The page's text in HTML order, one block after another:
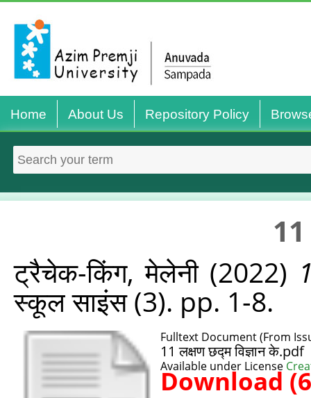
Home About Us Repository Policy
11
ट्रैचेक-किंग, मेलेनी(2022)
स्‍कूल साइंस (3). pp. 1-8.
Fulltext Document (From
11 लक्षण छद्म विज्ञान के.pdf
Available under License
Download